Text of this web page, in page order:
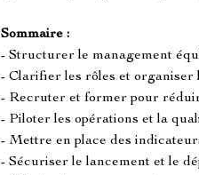
Sommaire :
- Structurer le management
- Clarifier les rôles et organiser
- Recruter et former pour
- Piloter les opérations et la
- Mettre en place des
- Sécuriser le lancement et le